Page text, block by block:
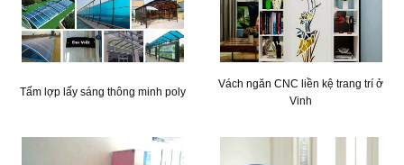
Tấm lợp lấy sáng thông minh poly
Vách ngăn CNC liền kệ trang trí ở
Vinh